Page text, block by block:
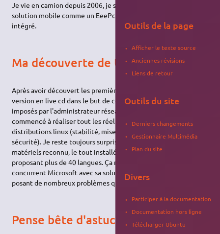
Je vie en camion depuis 2006, je suis donc en possession de
solution mobile comme un EeePc équipé d'un modem 3g
intégré.
Ma découverte de Ubuntu
Après avoir découvert les premières Knoppix et ses fameuses
version en live cd dans le but de contourner les restrictions
imposés par l'administrateur réseau de l'entreprise, j'ai
commencé à réaliser tout les réel avantage présent dans les
distributions linux (stabilité, mise à jour complète du système,
sécurité). Je reste toujours surpris de voir toujours plus de
matériels reconnu, le tout installé a partir d'un simple live-cd
proposant plus de 40 langues. Ça n'a rien a voir avec le
concurrent Microsoft avec sa solution certes universelle mais
posant de nombreux problèmes que chacun connaît.
Pense bête d'astuce Ubuntu
Outils de la page
Afficher le texte source
Anciennes révisions
Liens de retour
Outils du site
Derniers changements
Gestionnaire Multimédia
Plan du site
Divers
Participer à la documentation
Documentation hors ligne
Télécharger Ubuntu